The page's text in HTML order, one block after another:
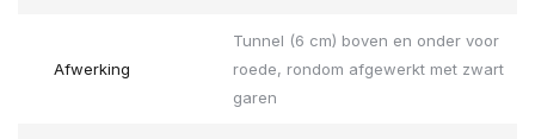
Afwerking
Tunnel (6 cm) boven en onder voor
roede, rondom afgewerkt met zwart
garen